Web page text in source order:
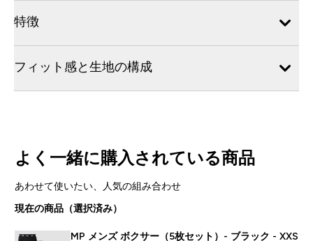
特徴
フィット感と生地の構成
よく一緒に購入されている商品
あわせて使いたい、人気の組み合わせ
現在の商品（選択済み）
MP メンズ ボクサー（5枚セット）- ブラック - XXS